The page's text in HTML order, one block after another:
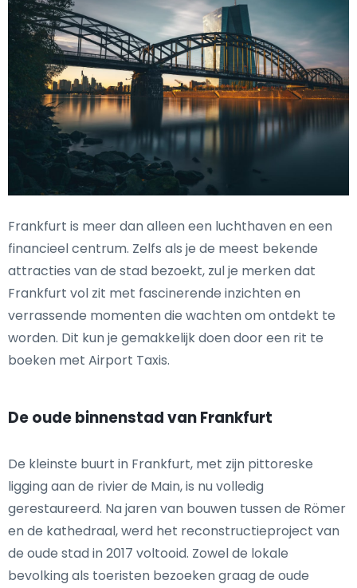
Frankfurt is meer dan alleen een luchthaven en een
financieel centrum. Zelfs als je de meest bekende
attracties van de stad bezoekt, zul je merken dat
Frankfurt vol zit met fascinerende inzichten en
verrassende momenten die wachten om ontdekt te
worden. Dit kun je gemakkelijk doen door een rit te
boeken met Airport Taxis.
De oude binnenstad van Frankfurt
De kleinste buurt in Frankfurt, met zijn pittoreske
ligging aan de rivier de Main, is nu volledig
gerestaureerd. Na jaren van bouwen tussen de Römer
en de kathedraal, werd het reconstructieproject van
de oude stad in 2017 voltooid. Zowel de lokale
bevolking als toeristen bezoeken graag de oude